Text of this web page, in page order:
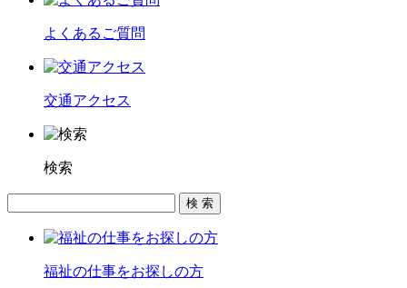
よくあるご質問
交通アクセス
検索
福祉の仕事をお探しの方